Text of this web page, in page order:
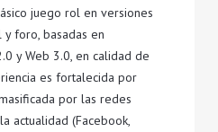
juego rol en versiones
foro, basadas en
y Web 3.0, en calidad de
es fortalecida por
por las redes
actualidad (Facebook,